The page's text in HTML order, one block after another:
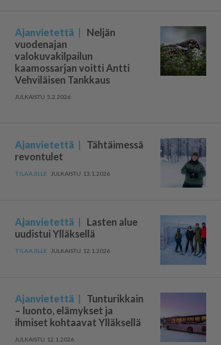
Ajanvietettä
Neljän
vuodenajan
valokuvakilpailun
kaamossarjan voitti Antti
Vehviläisen Tankkaus
5.2.2026
Ajanvietettä
Tähtäimessä
revontulet
13.1.2026
Ajanvietettä
Lasten alue
uudistui Ylläksellä
12.1.2026
Ajanvietettä
Tunturikkain
– luonto, elämykset ja
ihmiset kohtaavat Ylläksellä
12.1.2026